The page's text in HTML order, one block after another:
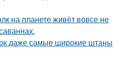
на планете живёт вовсе не
даже самые широкие штаны